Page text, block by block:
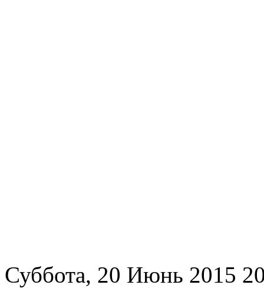
Суббота, 20 Июнь 2015